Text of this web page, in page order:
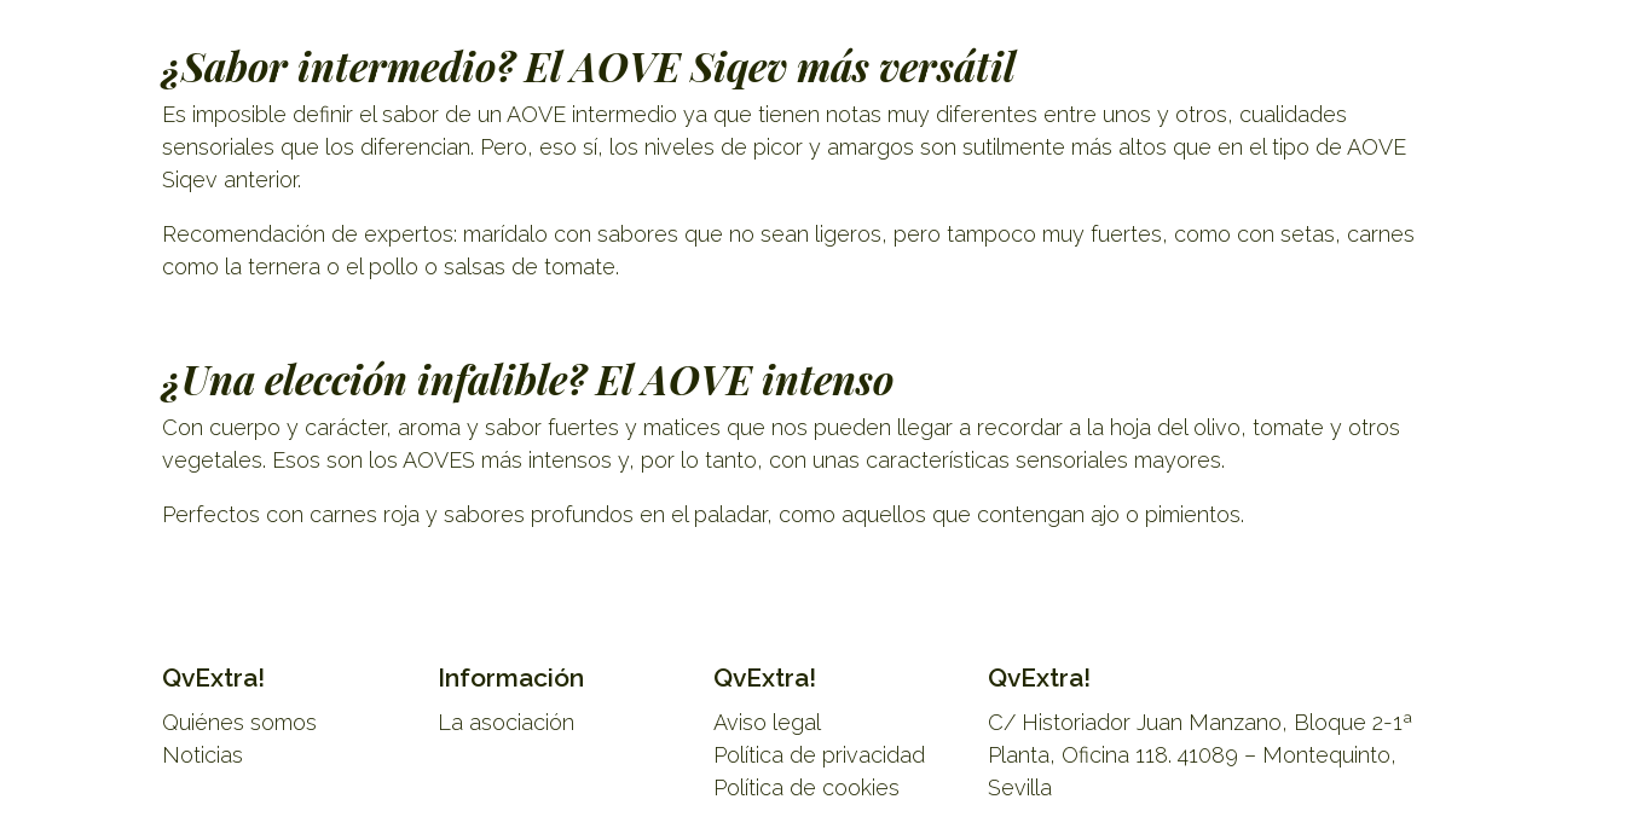
¿Sabor intermedio? El AOVE Siqev más versátil
Es imposible definir el sabor de un AOVE intermedio ya que tienen notas muy diferentes entre unos y otros, cualidades
sensoriales que los diferencian. Pero, eso sí, los niveles de picor y amargos son sutilmente más altos que en el tipo de AOVE
Siqev anterior.
Recomendación de expertos: marídalo con sabores que no sean ligeros, pero tampoco muy fuertes, como con setas, carnes
como la ternera o el pollo o salsas de tomate.
¿Una elección infalible? El AOVE intenso
Con cuerpo y carácter, aroma y sabor fuertes y matices que nos pueden llegar a recordar a la hoja del olivo, tomate y otros
vegetales. Esos son los AOVES más intensos y, por lo tanto, con unas características sensoriales mayores.
Perfectos con carnes roja y sabores profundos en el paladar, como aquellos que contengan ajo o pimientos.
QvExtra!
Quiénes somos
Noticias
Información
La asociación
QvExtra!
Aviso legal
Política de privacidad
Política de cookies
QvExtra!
C/ Historiador Juan Manzano, Bloque 2-1ª
Planta, Oficina 118. 41089 – Montequinto,
Sevilla